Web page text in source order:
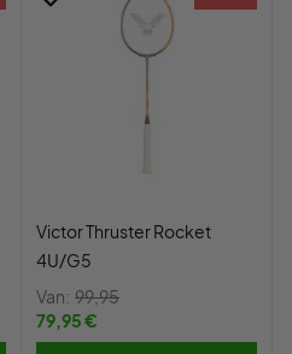
Victor Thruster Rocket
4U/G5
Van: 99,95
79,95 €